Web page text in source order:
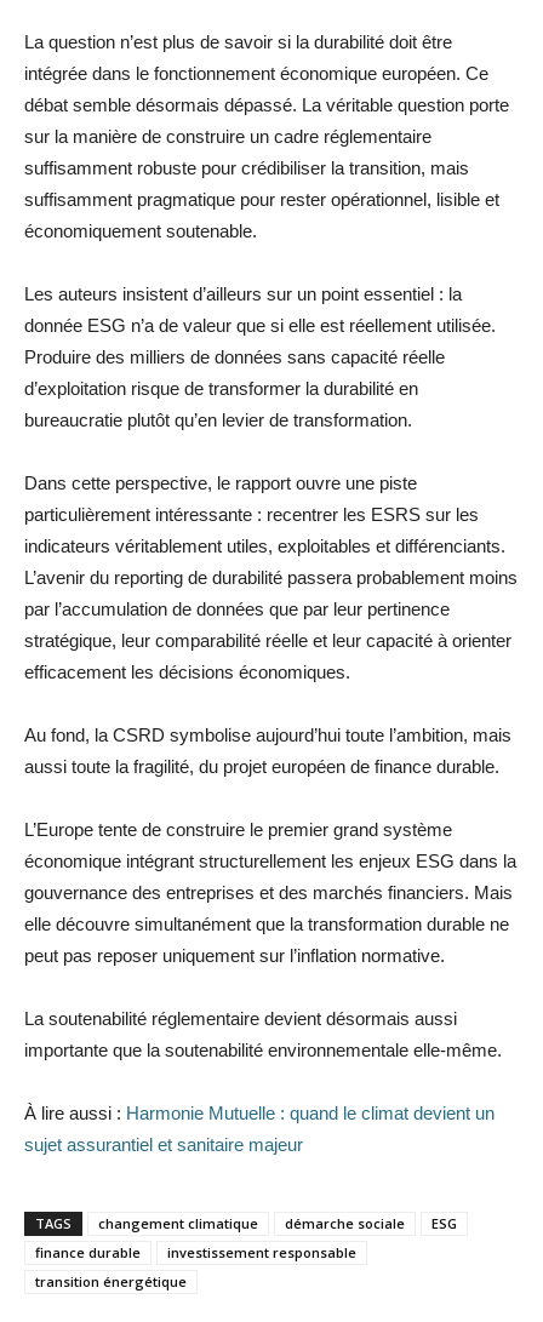
La question n’est plus de savoir si la durabilité doit être
intégrée dans le fonctionnement économique européen. Ce
débat semble désormais dépassé. La véritable question porte
sur la manière de construire un cadre réglementaire
suffisamment robuste pour crédibiliser la transition, mais
suffisamment pragmatique pour rester opérationnel, lisible et
économiquement soutenable.
Les auteurs insistent d’ailleurs sur un point essentiel : la
donnée ESG n’a de valeur que si elle est réellement utilisée.
Produire des milliers de données sans capacité réelle
d’exploitation risque de transformer la durabilité en
bureaucratie plutôt qu’en levier de transformation.
Dans cette perspective, le rapport ouvre une piste
particulièrement intéressante : recentrer les ESRS sur les
indicateurs véritablement utiles, exploitables et différenciants.
L’avenir du reporting de durabilité passera probablement moins
par l’accumulation de données que par leur pertinence
stratégique, leur comparabilité réelle et leur capacité à orienter
efficacement les décisions économiques.
Au fond, la CSRD symbolise aujourd’hui toute l’ambition, mais
aussi toute la fragilité, du projet européen de finance durable.
L’Europe tente de construire le premier grand système
économique intégrant structurellement les enjeux ESG dans la
gouvernance des entreprises et des marchés financiers. Mais
elle découvre simultanément que la transformation durable ne
peut pas reposer uniquement sur l’inflation normative.
La soutenabilité réglementaire devient désormais aussi
importante que la soutenabilité environnementale elle-même.
À lire aussi : Harmonie Mutuelle : quand le climat devient un
sujet assurantiel et sanitaire majeur
TAGS changement climatique démarche sociale
ESG
finance durable
investissement responsable
transition énergétique